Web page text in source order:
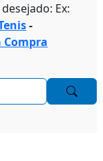
Ex:
-